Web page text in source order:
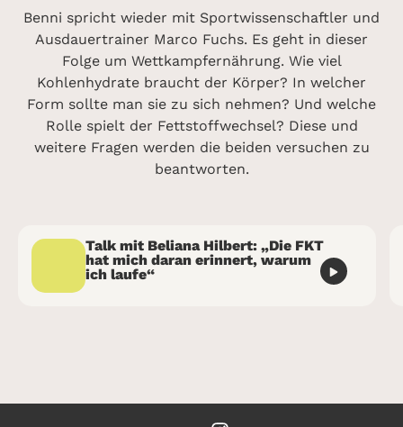
Benni spricht wieder mit Sportwissenschaftler und
Ausdauertrainer Marco Fuchs. Es geht in dieser
Folge um Wettkampfernährung. Wie viel
Kohlenhydrate braucht der Körper? In welcher
Form sollte man sie zu sich nehmen? Und welche
Rolle spielt der Fettstoffwechsel? Diese und
weitere Fragen werden die beiden versuchen zu
beantworten.
Talk mit Beliana Hilbert: „Die FKT
hat mich daran erinnert, warum
ich laufe“